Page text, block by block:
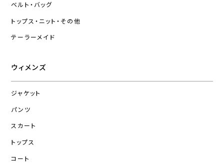
ベルト・バッグ
トップス・ニット・その他
テーラーメイド
ウィメンズ
ジャケット
パンツ
スカート
トップス
コート